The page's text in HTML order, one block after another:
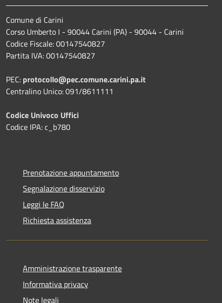
Comune di Carini
Corso Umberto I - 90044 Carini (PA) - 90044 - Carini
Codice Fiscale: 00147540827
Partita IVA: 00147540827
PEC: protocollo@pec.comune.carini.pa.it
Centralino Unico: 091/8611111
Codice Univoco Uffici
Codice IPA: c_b780
Prenotazione appuntamento
Segnalazione disservizio
Leggi le FAQ
Richiesta assistenza
Amministrazione trasparente
Informativa privacy
Note legali